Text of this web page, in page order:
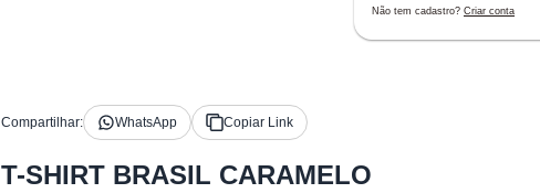
Não tem cadastro? Criar conta
Compartilhar: WhatsApp Copiar Link
T-SHIRT BRASIL CARAMELO